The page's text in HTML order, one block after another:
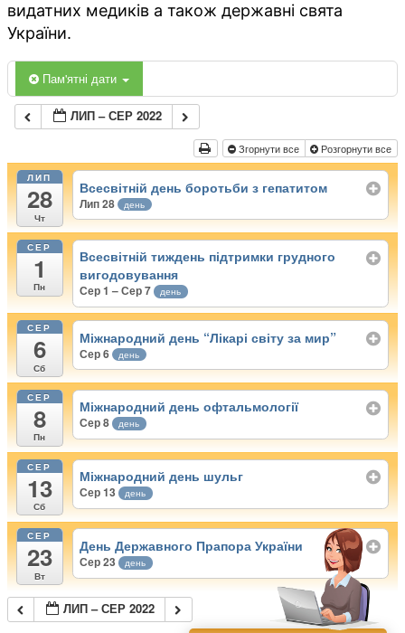
видатних медиків а також державні свята
України.
Пам'ятні дати
ЛИП – СЕР 2022
Згорнути все Розгорнути все
ЛИП
28
Чт
Всесвітній день боротьби з гепатитом
Лип 28 день
СЕР
1
Пн
Всесвітній тиждень підтримки грудного
вигодовування
Сер 1 – Сер 7 день
СЕР
6
Сб
Міжнародний день “Лікарі світу за мир”
Сер 6 день
СЕР
8
Пн
Міжнародний день офтальмології
Сер 8 день
СЕР
13
Сб
Міжнародний день шульг
Сер 13 день
СЕР
23
Вт
День Державного Прапора України
Сер 23 день
ЛИП – СЕР 2022